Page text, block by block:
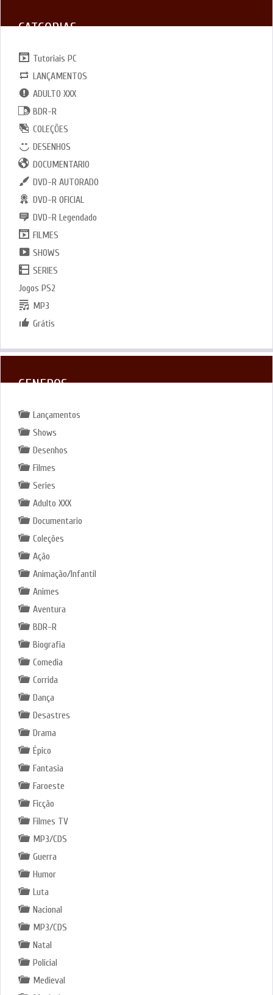
CATGORIAS
Tutoriais PC
LANÇAMENTOS
ADULTO XXX
BDR-R
COLEÇÕES
DESENHOS
DOCUMENTARIO
DVD-R AUTORADO
DVD-R OFICIAL
DVD-R Legendado
FILMES
SHOWS
SERIES
Jogos PS2
MP3
Grátis
GENEROS
Lançamentos
Shows
Desenhos
Filmes
Series
Adulto XXX
Documentario
Coleções
Ação
Animação/Infantil
Animes
Aventura
BDR-R
Biografia
Comedia
Corrida
Dança
Desastres
Drama
Épico
Fantasia
Faroeste
Ficção
Filmes TV
MP3/CDS
Guerra
Humor
Luta
Nacional
MP3/CDS
Natal
Policial
Medieval